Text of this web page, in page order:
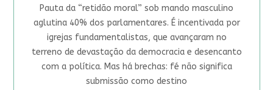
Pauta da “retidão moral” sob mando masculino
aglutina 40% dos parlamentares. É incentivada por
igrejas fundamentalistas, que avançaram no
terreno de devastação da democracia e desencanto
com a política. Mas há brechas: fé não significa
submissão como destino